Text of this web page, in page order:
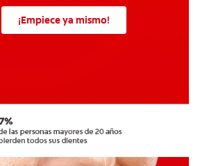
¡Empiece ya mismo!